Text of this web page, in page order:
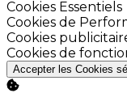
Activer
Cookies Essentiels
Activer
Cookies de
Activer
Cookies
Activer
Cookies de
Accepter les Cookies